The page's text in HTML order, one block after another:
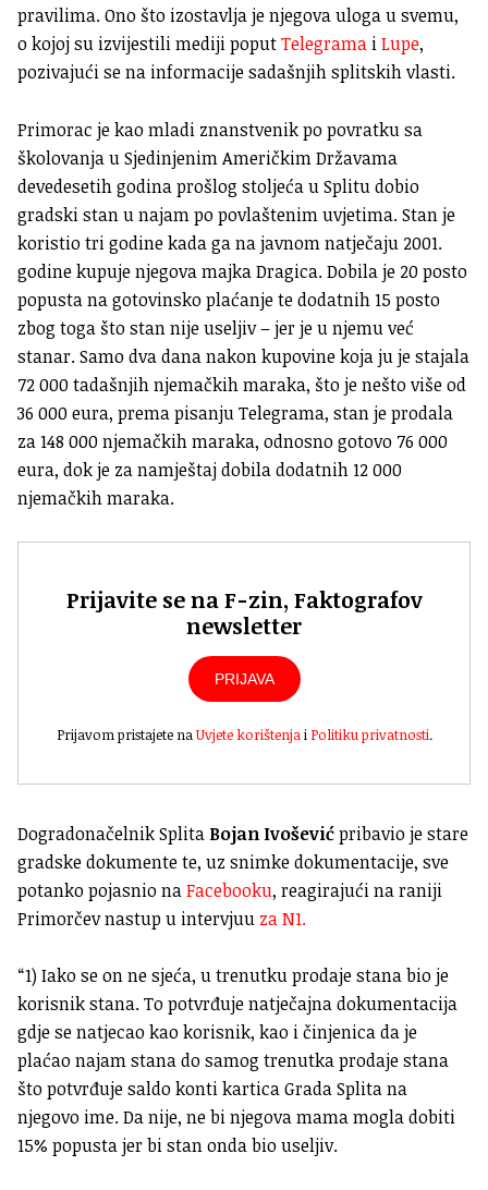
pravilima. Ono što izostavlja je njegova uloga u svemu,
o kojoj su izvijestili mediji poputTelegrama iLupe,
pozivajući se na informacije sadašnjih splitskih vlasti.
Primorac je kao mladi znanstvenik po povratku sa
školovanja u Sjedinjenim Američkim Državama
devedesetih godina prošlog stoljeća u Splitu dobio
gradski stan u najam po povlaštenim uvjetima. Stan je
koristio tri godine kada ga na javnom natječaju 2001.
godine kupuje njegova majka Dragica. Dobila je 20 posto
popusta na gotovinsko plaćanje te dodatnih 15 posto
zbog toga što stan nije useljiv – jer je u njemu već
stanar. Samo dva dana nakon kupovine koja ju je stajala
72 000 tadašnjih njemačkih maraka, što je nešto više od
36 000 eura, prema pisanju Telegrama, stan je prodala
za 148 000 njemačkih maraka, odnosno gotovo 76 000
eura, dok je za namještaj dobila dodatnih 12 000
njemačkih maraka.
Prijavite se na F-zin, Faktografov
newsletter
PRIJAVA
Prijavom pristajete na Uvjete korištenja i Politiku privatnosti.
Dogradonačelnik Splita Bojan Ivoševićpribavio je stare
gradske dokumente te, uz snimke dokumentacije, sve
potanko pojasnio naFacebooku, reagirajući na raniji
Primorčev nastup u intervjuu za N1.
“1) Iako se on ne sjeća, u trenutku prodaje stana bio je
korisnik stana. To potvrđuje natječajna dokumentacija
gdje se natjecao kao korisnik, kao i činjenica da je
plaćao najam stana do samog trenutka prodaje stana
što potvrđuje saldo konti kartica Grada Splita na
njegovo ime. Da nije, ne bi njegova mama mogla dobiti
15% popusta jer bi stan onda bio useljiv.